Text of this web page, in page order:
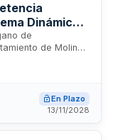
Dinámico
de
de Molina
PUB
En Plazo
13/11/2028